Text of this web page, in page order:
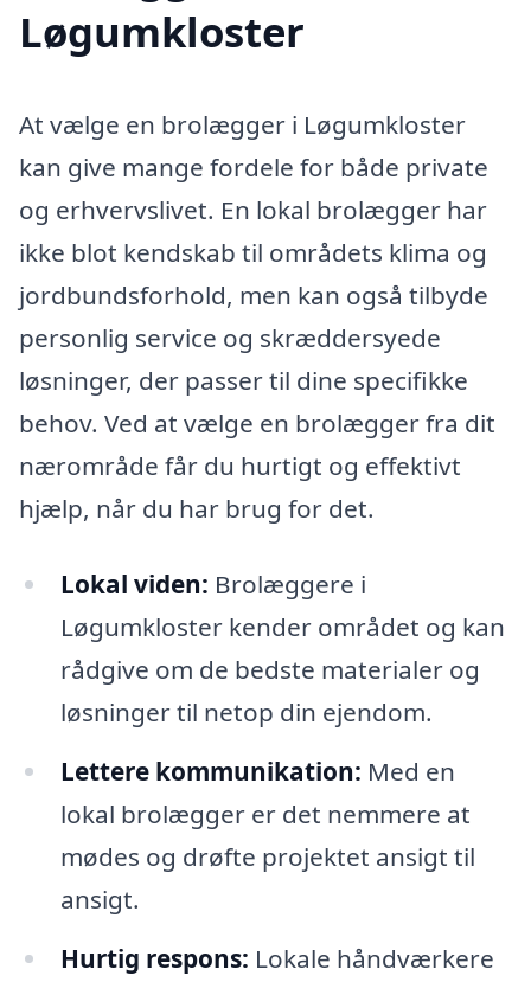
Løgumkloster
At vælge en brolægger i Løgumkloster
kan give mange fordele for både private
og erhvervslivet. En lokal brolægger har
ikke blot kendskab til områdets klima og
jordbundsforhold, men kan også tilbyde
personlig service og skræddersyede
løsninger, der passer til dine specifikke
behov. Ved at vælge en brolægger fra dit
nærområde får du hurtigt og effektivt
hjælp, når du har brug for det.
Lokal viden: Brolæggere i
Løgumkloster kender området og kan
rådgive om de bedste materialer og
løsninger til netop din ejendom.
Lettere kommunikation: Med en
lokal brolægger er det nemmere at
mødes og drøfte projektet ansigt til
ansigt.
Hurtig respons: Lokale håndværkere